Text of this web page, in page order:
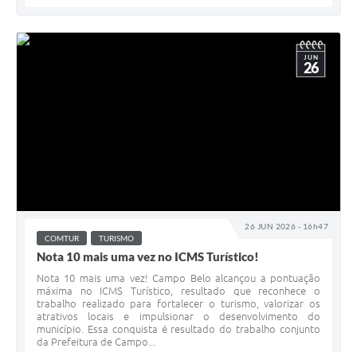
26 JUN 2026 - 16h47
JUN
26
COMTUR TURISMO
Nota 10 mais uma vez no ICMS Turístico!
Nota 10 mais uma vez! Campo Belo alcançou a pontuação
máxima no ICMS Turístico, resultado que reconhece o
trabalho realizado para fortalecer o turismo, valorizar os
atrativos locais e impulsionar o desenvolvimento do
município. Essa conquista é resultado do trabalho conjunto
da Prefeitura de Campo...